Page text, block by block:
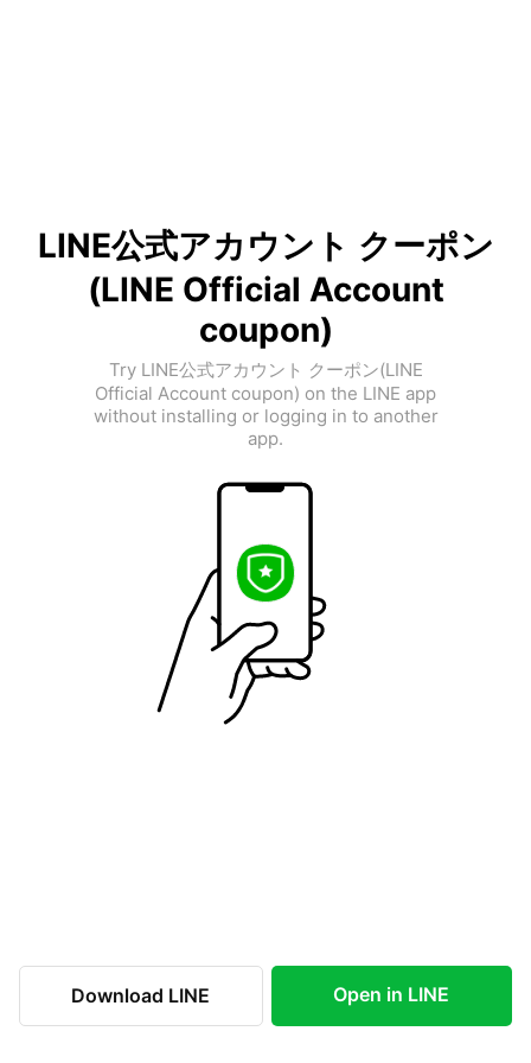
LINE公式アカウント クーポン
(LINE Official Account
coupon)
Try LINE公式アカウント クーポン(LINE
Official Account coupon) on the LINE app
without installing or logging in to another
app.
Download LINE Open in LINE